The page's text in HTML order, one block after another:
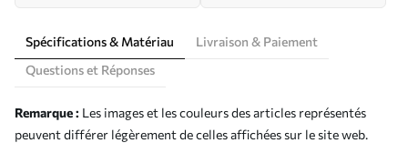
Spécifications & Matériau
Livraison & Paiement
Questions et Réponses
Remarque : Les images et les couleurs des articles représentés
peuvent différer légèrement de celles affichées sur le site web.